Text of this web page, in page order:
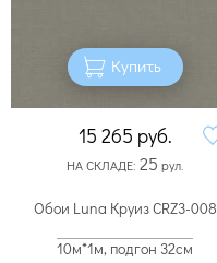
Купить
15 265 руб.
НА СКЛАДЕ: 25 рул.
Обои Luna Круиз CRZ3-008
10м*1м, подгон 32см